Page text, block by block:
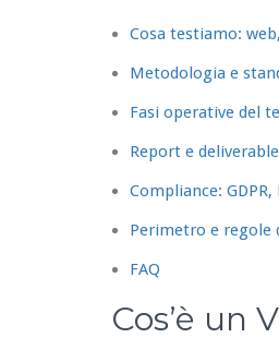
Cosa testiamo:
Metodologia e
Fasi operative del
Report e deliverable
Compliance:
Perimetro e regole
FAQ
Cos’è un